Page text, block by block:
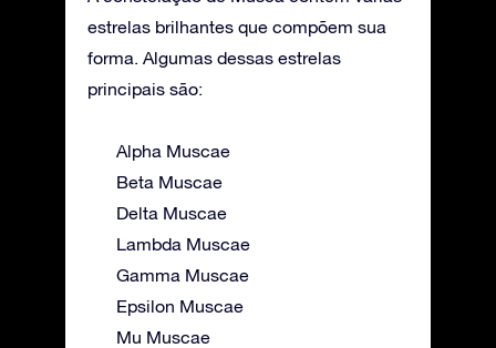
estrelas brilhantes que compõem sua
forma. Algumas dessas estrelas
principais são:
Alpha Muscae
Beta Muscae
Delta Muscae
Lambda Muscae
Gamma Muscae
Epsilon Muscae
Mu Muscae